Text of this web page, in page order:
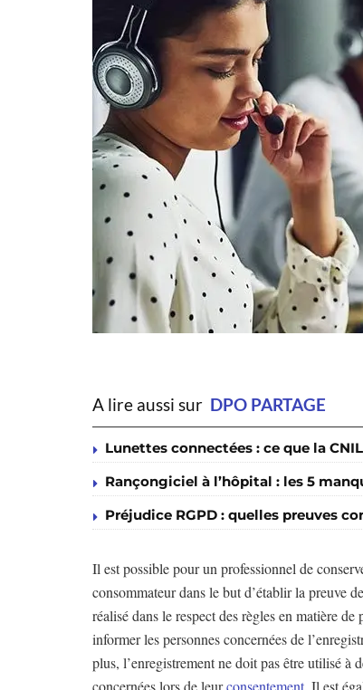
A lire aussi sur DPO PARTAGE
Lunettes connectées : ce que la
Rançongiciel à l’hôpital : les 5
Préjudice RGPD : quelles preuves
Il est possible pour un professionnel de
consommateur dans le but d’établir la preuve
réalisé dans le respect des règles en matière de
informer les personnes concernées de
plus, l’enregistrement ne doit pas être utilisé à
concernées lors de leurconsentement. Il est